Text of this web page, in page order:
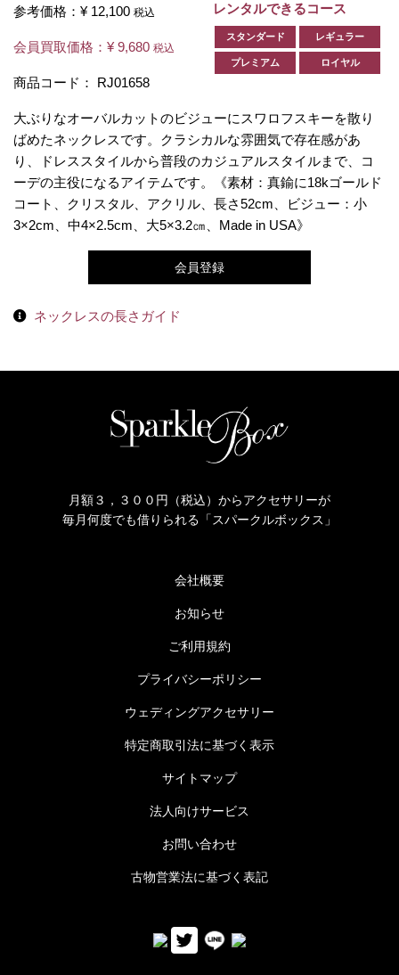
参考価格： ¥ 12,100 税込
会員買取価格： ¥ 9,680 税込
商品コード： RJ01658
レンタルできるコース
スタンダード レギュラー
プレミアム ロイヤル
大ぶりなオーバルカットのビジューにスワロフスキーを散り
ばめたネックレスです。クラシカルな雰囲気で存在感があ
り、ドレススタイルから普段のカジュアルスタイルまで、コ
ーデの主役になるアイテムです。《素材：真鍮に18kゴールド
コート、クリスタル、アクリル、長さ52cm、ビジュー：小
3×2cm、中4×2.5cm、大5×3.2㎝、Made in USA》
会員登録
ネックレスの長さガイド
月額３，３００円（税込）からアクセサリーが
毎月何度でも借りられる「スパークルボックス」
会社概要
お知らせ
ご利用規約
プライバシーポリシー
ウェディングアクセサリー
特定商取引法に基づく表示
サイトマップ
法人向けサービス
お問い合わせ
古物営業法に基づく表記